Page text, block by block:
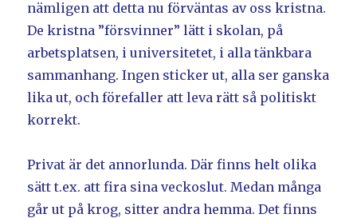
nämligen att detta nu förväntas av oss kristna.
De kristna ”försvinner” lätt i skolan, på
arbetsplatsen, i universitetet, i alla tänkbara
sammanhang. Ingen sticker ut, alla ser ganska
lika ut, och förefaller att leva rätt så politiskt
korrekt.
Privat är det annorlunda. Där finns helt olika
sätt t.ex. att fira sina veckoslut. Medan många
går ut på krog, sitter andra hemma. Det finns